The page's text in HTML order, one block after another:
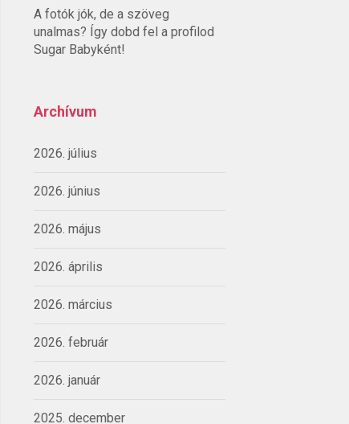
A fotók jók, de a szöveg
unalmas? Így dobd fel a profilod
Sugar Babyként!
Archívum
2026. július
2026. június
2026. május
2026. április
2026. március
2026. február
2026. január
2025. december